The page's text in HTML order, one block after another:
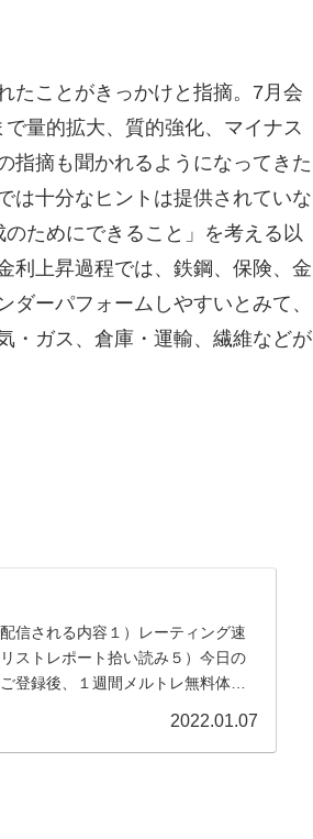
たことがきっかけと指摘。7月会
量的拡大、質的強化、マイナス
指摘も聞かれるようになってきた
は十分なヒントは提供されていな
ためにできること」を考える以
利上昇過程では、鉄鋼、保険、金
ーパフォームしやすいとみて、
・ガス、倉庫・運輸、繊維などが
信される内容１）レーティング速
ストレポート拾い読み５）今日の
登録後、１週間メルトレ無料体験
2022.01.07